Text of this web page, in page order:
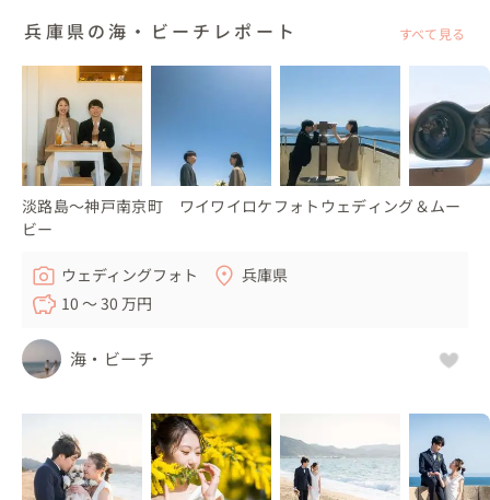
兵庫県の海・ビーチレポート すべて見る
淡路島～神戸南京町 ワイワイロケフォトウェディング＆ムー
ビー
ウェディングフォト
兵庫県
10 〜 30 万円
海・ビーチ